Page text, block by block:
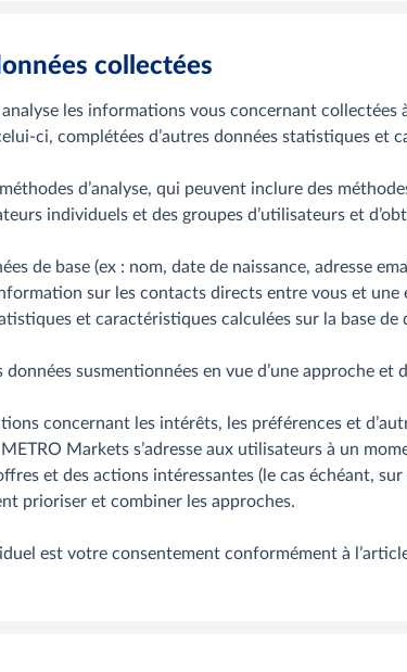
collectées
les informations vous concernant
ci, complétées d’autres données statistiques et
d’analyse, qui peuvent inclure des
individuels et des groupes d’utilisateurs et
de base (ex : nom, date de naissance, adresse
sur les contacts directs entre vous et
et caractéristiques calculées sur la base de
susmentionnées en vue d’une approche et
concernant les intérêts, les préférences et
Markets s’adresse aux utilisateurs à un
et des actions intéressantes (le cas échéant,
prioriser et combiner les approches.
est votre consentement conformément à